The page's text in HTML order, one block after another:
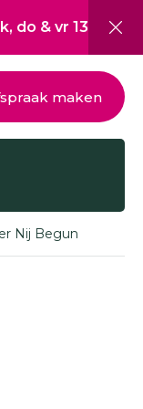
tot 17:00, za
maken
Nij Begun